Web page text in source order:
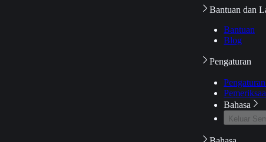
Bantuan dan
Bantuan
Blog
Pengaturan
Bahasa
Keluar